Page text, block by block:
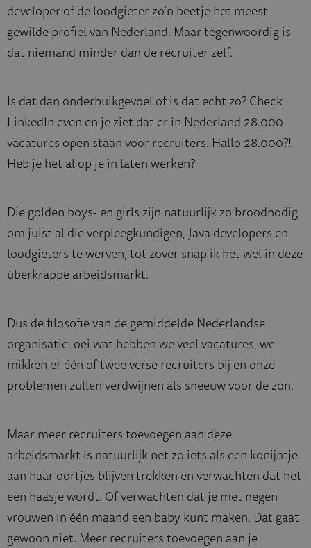
developer of de loodgieter zo’n beetje het meest
gewilde profiel van Nederland. Maar tegenwoordig is
dat niemand minder dan de recruiter zelf.
Is dat dan onderbuikgevoel of is dat echt zo? Check
LinkedIn even en je ziet dat er in Nederland 28.000
vacatures open staan voor recruiters. Hallo 28.000?!
Heb je het al op je in laten werken?
Die golden boys- en girls zijn natuurlijk zo broodnodig
om juist al die verpleegkundigen, Java developers en
loodgieters te werven, tot zover snap ik het wel in deze
überkrappe arbeidsmarkt.
Dus de filosofie van de gemiddelde Nederlandse
organisatie: oei wat hebben we veel vacatures, we
mikken er één of twee verse recruiters bij en onze
problemen zullen verdwijnen als sneeuw voor de zon.
Maar meer recruiters toevoegen aan deze
arbeidsmarkt is natuurlijk net zo iets als een konijntje
aan haar oortjes blijven trekken en verwachten dat het
een haasje wordt. Of verwachten dat je met negen
vrouwen in één maand een baby kunt maken. Dat gaat
gewoon niet. Meer recruiters toevoegen aan je